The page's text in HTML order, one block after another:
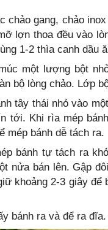
chảo gang, chảo
lợn thoa đều vào
1-2 thìa canh dầu
một lượng bột
bộ lòng chảo. Lớp
tây thái nhỏ vào
tới. Khi rìa mép
mép bánh dễ tách ra.
bánh tự tách ra
nửa bán lên. Gập
khoảng 2-3 giây để
bánh ra và để ra đĩa.